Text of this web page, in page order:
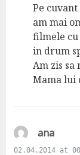
Pe
am mai
filmele cu
in drum
Am zis sa
Mama lui
anas
a
02.04.2014 at